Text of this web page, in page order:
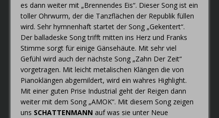
es dann weiter mit „Brennendes Eis“. Dieser Song ist ein
toller Ohrwurm, der die Tanzflächen der Republik füllen
wird. Sehr hymnenhaft startet der Song „Gekentert“.
Der balladeske Song trifft mitten ins Herz und Franks
Stimme sorgt für einige Gänsehäute. Mit sehr viel
Gefühl wird auch der nächste Song „Zahn Der Zeit“
vorgetragen. Mit leicht metalischen Klängen die von
Pianoklängen abgemildert, wird ein wahres Highlight.
Mit einer guten Prise Industrial geht der Reigen dann
weiter mit dem Song „AMOK“. Mit diesem Song zeigen
uns SCHATTENMANN auf was sie unter Neue